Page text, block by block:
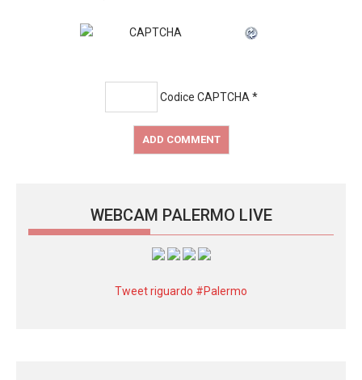
Codice CAPTCHA *
WEBCAM PALERMO LIVE
Tweet riguardo #Palermo